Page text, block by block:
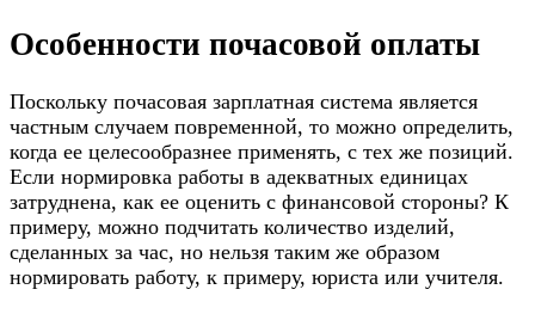
Особенности почасовой оплаты
Поскольку почасовая зарплатная система является
частным случаем повременной, то можно определить,
когда ее целесообразнее применять, с тех же позиций.
Если нормировка работы в адекватных единицах
затруднена, как ее оценить с финансовой стороны? К
примеру, можно подчитать количество изделий,
сделанных за час, но нельзя таким же образом
нормировать работу, к примеру, юриста или учителя.